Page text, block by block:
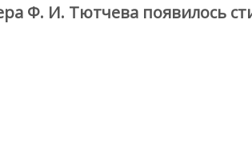
Ф. И. Тютчева появилось